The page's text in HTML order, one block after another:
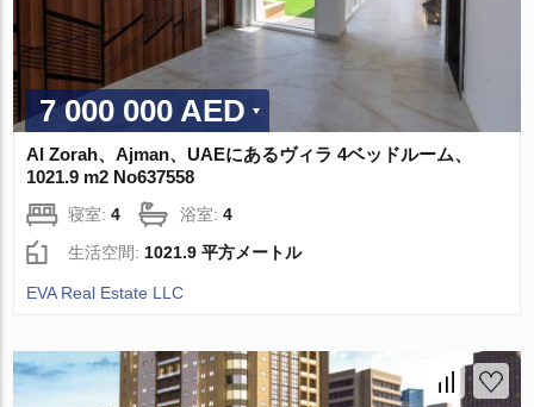
7 000 000 AED
Al Zorah、Ajman、UAEにあるヴィラ 4ベッドルーム、
1021.9 m2 No637558
寝室:4 浴室:4
生活空間: 1021.9 平方メートル
EVA Real Estate LLC